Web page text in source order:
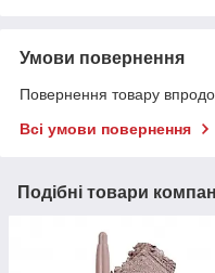
Умови повернення
Повернення товару
Всі умови повернення
Подібні товари